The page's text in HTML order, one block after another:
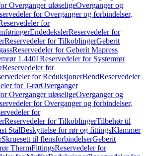
Overganger uløseligeOverganger og
for Overganger og forbindelser,
for
EndedekslerReservedeler for
Reservedeler for TilkoblingerGeberit
Reservedeler for Geberit Mapress
1.4401Reservedeler for Systemrør
Reservedeler for
for ReduksjonerBendReservedeler
for T-rørOverganger
Overganger uløseligeOverganger og
for Overganger og forbindelser,
for
Reservedeler for TilkoblingerTilbehør til
StålBeskyttelse for rør og fittingsKlammer
Skruesett til flensforbindelserGeberit
ThermFittingsReservedeler for